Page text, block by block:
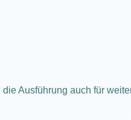
Ausführung auch für